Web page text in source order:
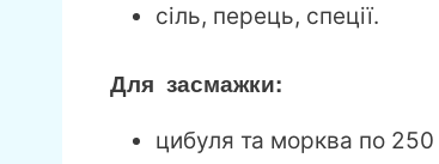
сіль, перець, спеції.
Для засмажки:
цибуля та морква по 250